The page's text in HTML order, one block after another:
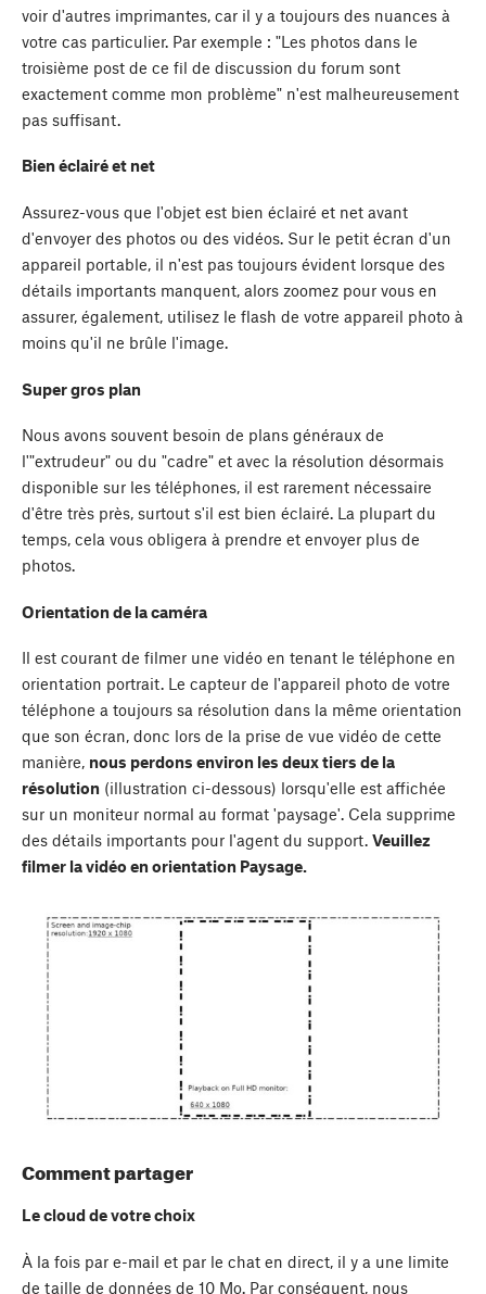
voir d'autres imprimantes, car il y a toujours des nuances à
votre cas particulier. Par exemple : "Les photos dans le
troisième post de ce fil de discussion du forum sont
exactement comme mon problème" n'est malheureusement
pas suffisant.
Bien éclairé et net
Assurez-vous que l'objet est bien éclairé et net avant
d'envoyer des photos ou des vidéos. Sur le petit écran d'un
appareil portable, il n'est pas toujours évident lorsque des
détails importants manquent, alors zoomez pour vous en
assurer, également, utilisez le flash de votre appareil photo à
moins qu'il ne brûle l'image.
Super gros plan
Nous avons souvent besoin de plans généraux de
l'"extrudeur" ou du "cadre" et avec la résolution désormais
disponible sur les téléphones, il est rarement nécessaire
d'être très près, surtout s'il est bien éclairé. La plupart du
temps, cela vous obligera à prendre et envoyer plus de
photos.
Orientation de la caméra
Il est courant de filmer une vidéo en tenant le téléphone en
orientation portrait. Le capteur de l'appareil photo de votre
téléphone a toujours sa résolution dans la même orientation
que son écran, donc lors de la prise de vue vidéo de cette
manière, nous perdons environ les deux tiers de la
résolution (illustration ci-dessous) lorsqu'elle est affichée
sur un moniteur normal au format 'paysage'. Cela supprime
des détails importants pour l'agent du support. Veuillez
filmer la vidéo en orientation Paysage.
Comment partager
Le cloud de votre choix
À la fois par e-mail et par le chat en direct, il y a une limite
de taille de données de 10 Mo. Par conséquent, nous